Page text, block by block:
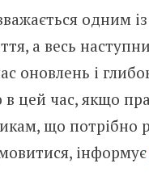
одним
а весь
оновлень і
цей час, якщо
що потрібно
інформує